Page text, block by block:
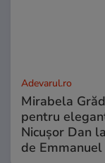
Adevarul.ro
Mirabela
pentru
Nicușor Dan
de